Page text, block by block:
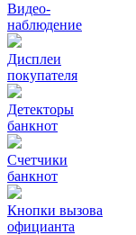
Видео‑
наблюдение
Дисплеи
покупателя
Детекторы
банкнот
Счетчики
банкнот
Кнопки вызова
официанта